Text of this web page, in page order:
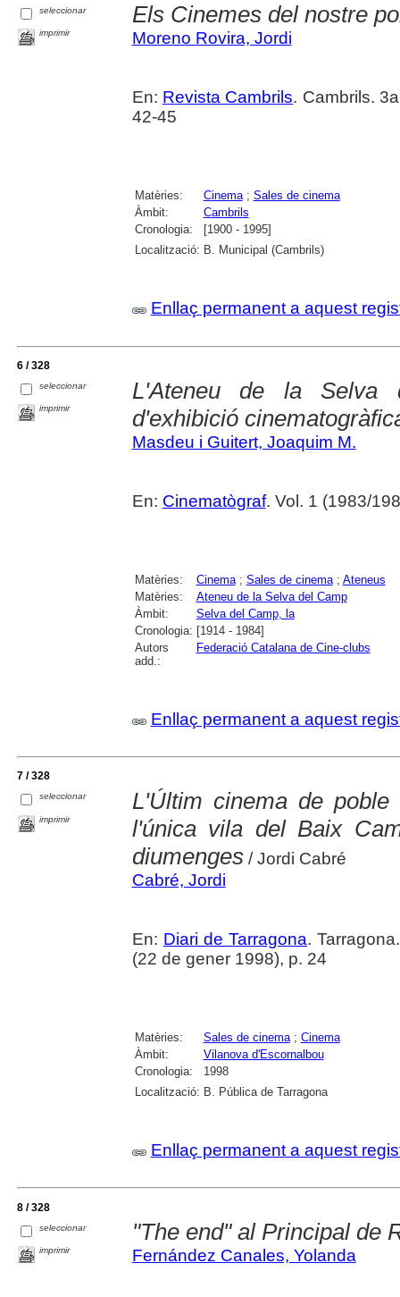
seleccionar
imprimir
Els Cinemes del nostre
Moreno Rovira, Jordi
En: Revista Cambrils. Cambrils.
42-45
Matèries: Cinema; Sales de cinema
Àmbit:
Cambrils
Cronologia:
[1900 - 1995]
Localització: B. Municipal (Cambrils)
Enllaç permanent a aquest
6 / 328
seleccionar
imprimir
L'Ateneu de la Selva
d'exhibició
Masdeu i Guitert, Joaquim M.
En: Cinematògraf. Vol. 1 (1983/
Matèries: Cinema; Sales de cinema; Ateneus
Matèries:
Ateneu de la Selva del Camp
Àmbit:
Selva del Camp, la
Cronologia: [1914 - 1984]
Autors
add.:
Federació Catalana de Cine-clubs
Enllaç permanent a aquest
7 / 328
seleccionar
imprimir
L'Últim cinema de
l'única vila del Baix
diumenges/ Jordi Cabré
Cabré, Jordi
En: Diari de Tarragona.
(22 de gener 1998), p. 24
Matèries: Sales de cinema; Cinema
Àmbit:
Vilanova d'Escornalbou
Cronologia:
1998
Localització: B. Pública de Tarragona
Enllaç permanent a aquest
8 / 328
seleccionar
imprimir
"The end" al Principal de
Fernández Canales, Yolanda